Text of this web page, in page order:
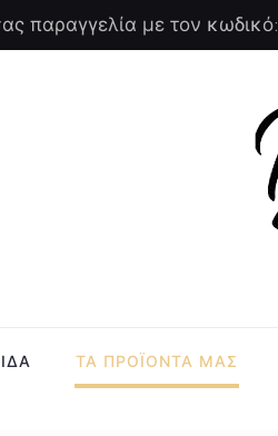
παραγγελία με τον κωδικό:
ΤΑ ΠΡΟΪΟΝΤΑ ΜΑΣ